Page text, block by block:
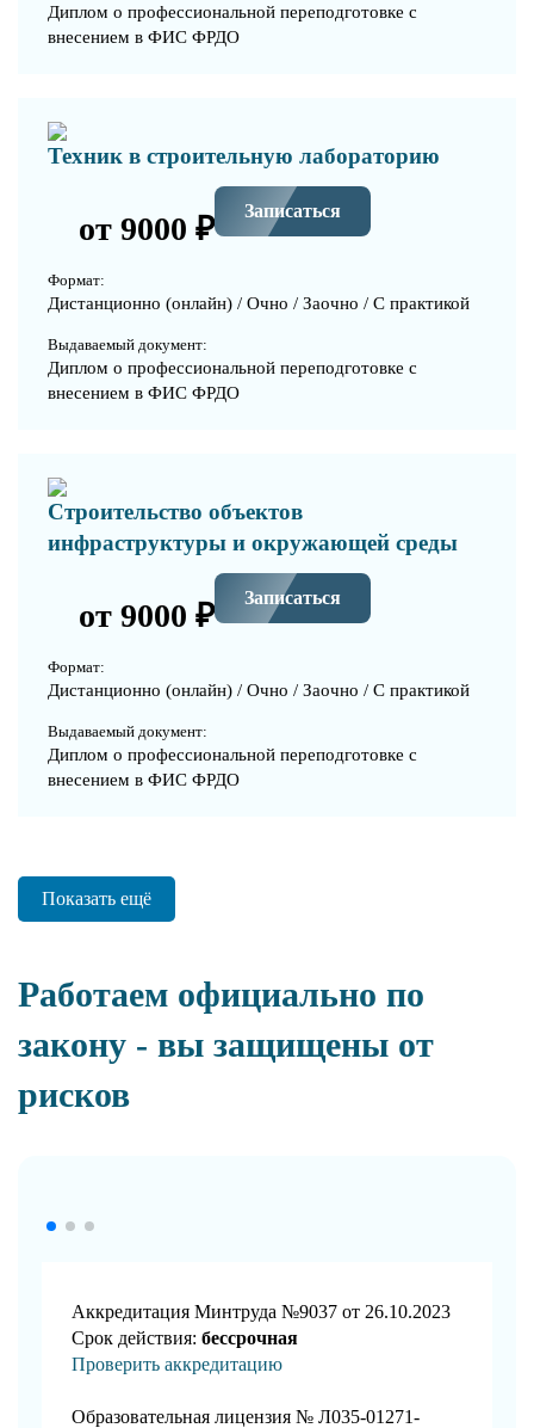
Диплом о профессиональной переподготовке с
внесением в ФИС ФРДО
Техник в строительную лабораторию
от 9000 ₽ Записаться
Формат:
Дистанционно (онлайн) / Очно / Заочно / С практикой
Выдаваемый документ:
Диплом о профессиональной переподготовке с
внесением в ФИС ФРДО
Строительство объектов
инфраструктуры и окружающей среды
от 9000 ₽ Записаться
Формат:
Дистанционно (онлайн) / Очно / Заочно / С практикой
Выдаваемый документ:
Диплом о профессиональной переподготовке с
внесением в ФИС ФРДО
Показать ещё
Работаем официально по
закону - вы защищены от
рисков
Аккредитация Минтруда №9037 от 26.10.2023
Срок действия: бессрочная
Проверить аккредитацию
Образовательная лицензия № Л035-01271-